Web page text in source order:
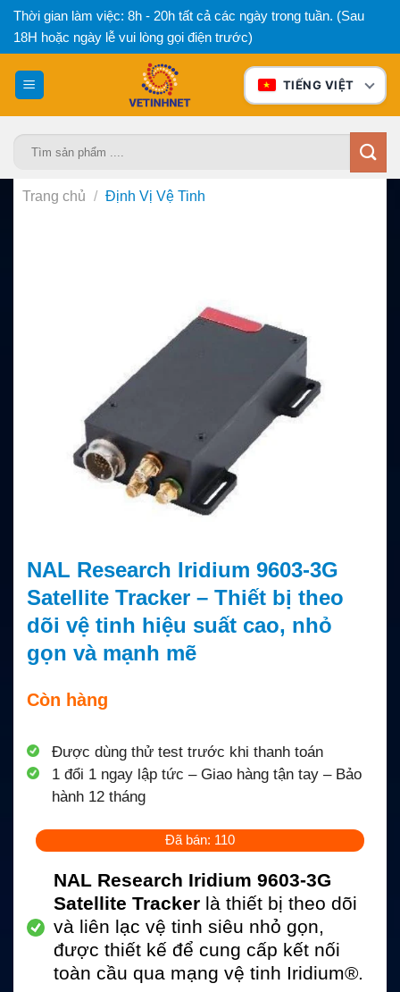
Bỏ
qua
nội
dung
Thời gian làm việc: 8h - 20h tất cả các ngày trong tuần. (Sau
18H hoặc ngày lễ vui lòng gọi điện trước)
TIẾNG VIỆT
Trang chủ / Định Vị Vệ Tinh
NAL Research Iridium 9603-3G
Satellite Tracker – Thiết bị theo
dõi vệ tinh hiệu suất cao, nhỏ
gọn và mạnh mẽ
Còn hàng
Được dùng thử test trước khi thanh toán
1 đổi 1 ngay lập tức – Giao hàng tận tay – Bảo
hành 12 tháng
Đã bán: 110
NAL Research Iridium 9603-3G
Satellite Tracker là thiết bị theo dõi
và liên lạc vệ tinh siêu nhỏ gọn,
được thiết kế để cung cấp kết nối
toàn cầu qua mạng vệ tinh Iridium®.